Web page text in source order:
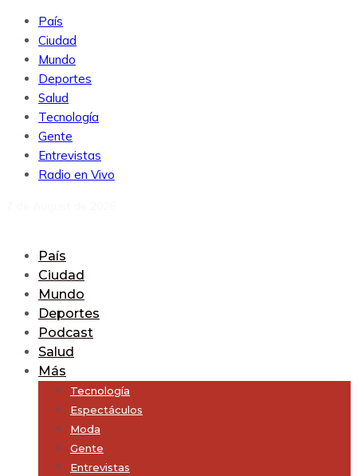
País
Ciudad
Mundo
Deportes
Salud
Tecnología
Gente
Entrevistas
Radio en Vivo
País
Ciudad
Mundo
Deportes
Podcast
Salud
Más
Tecnología
Espectáculos
Moda
Gente
Entrevistas